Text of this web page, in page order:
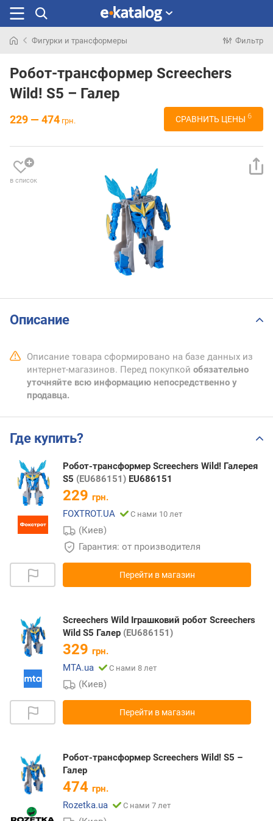
раньше
Фигурки и трансформеры Фильтр
Робот-трансформер Screechers
Wild! S5 – Галер
229 — 474 грн. СРАВНИТЬ ЦЕНЫ 6
в список
Описание
Описание товара сформировано на базе данных из
интернет-магазинов. Перед покупкой обязательно
уточняйте всю информацию непосредственно у
продавца.
Где купить?
Робот-трансформер Screechers Wild! Галерея
S5 (EU686151) EU686151
229 грн.
FOXTROT.UA
С нами 10 лет
(Киев)
Гарантия: от производителя
Перейти в магазин
Screechers Wild Іграшковий робот Screechers
Wild S5 Галер (EU686151)
329 грн.
MTA.ua
С нами 8 лет
(Киев)
Перейти в магазин
Робот-трансформер Screechers Wild! S5 –
Галер
474 грн.
Rozetka.ua
С нами 7 лет